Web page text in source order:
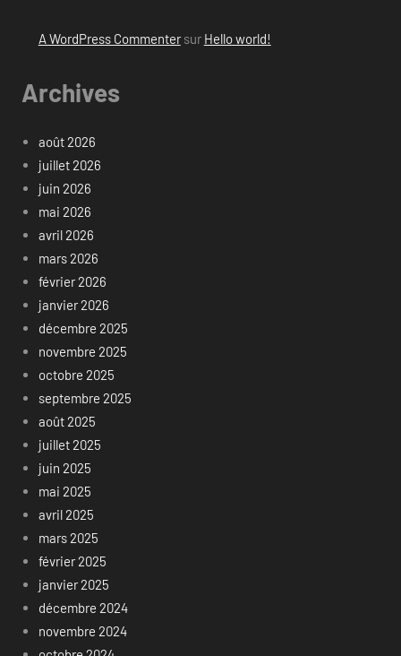
A WordPress Commentersur Hello world!
Archives
août 2026
juillet 2026
juin 2026
mai 2026
avril 2026
mars 2026
février 2026
janvier 2026
décembre 2025
novembre 2025
octobre 2025
septembre 2025
août 2025
juillet 2025
juin 2025
mai 2025
avril 2025
mars 2025
février 2025
janvier 2025
décembre 2024
novembre 2024